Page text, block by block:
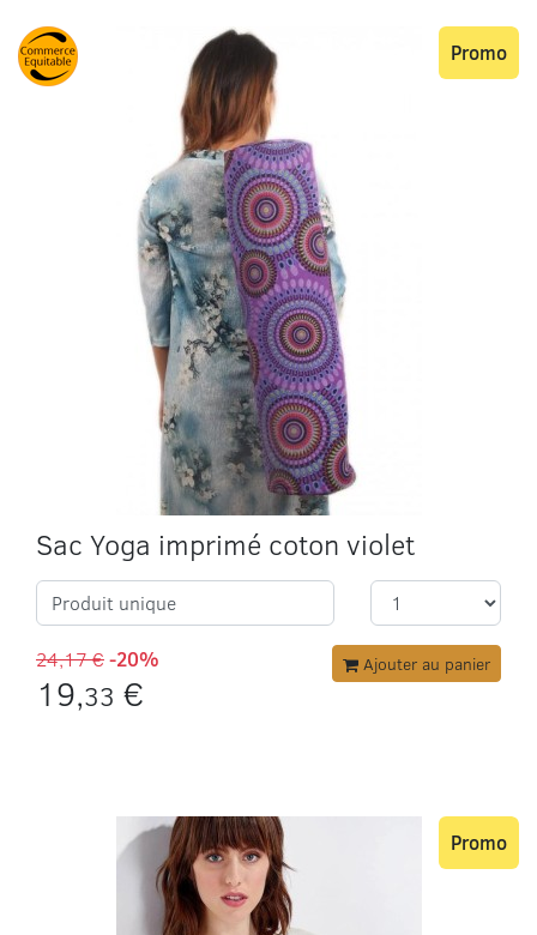
Sac Yoga imprimé coton violet
Promo
Produit unique
24,17 €-20%
19,33 €
Ajouter au panier
Promo